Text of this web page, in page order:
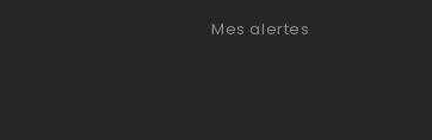
Mes alertes